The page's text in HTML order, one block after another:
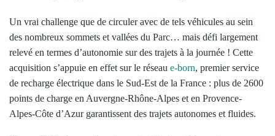
Un vrai challenge que de circuler avec de tels véhicules au sein
des nombreux sommets et vallées du Parc… mais défi largement
relevé en termes d’autonomie sur des trajets à la journée ! Cette
acquisition s’appuie en effet sur le réseau e-born, premier service
de recharge électrique dans le Sud-Est de la France : plus de 2600
points de charge en Auvergne-Rhône-Alpes et en Provence-
Alpes-Côte d’Azur garantissent des trajets autonomes et fluides.